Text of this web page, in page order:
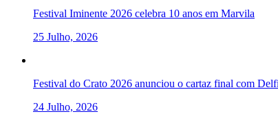
Festival Iminente 2026 celebra 10 anos em Marvila
25 Julho, 2026
Festival do Crato 2026 anunciou o cartaz final com
24 Julho, 2026